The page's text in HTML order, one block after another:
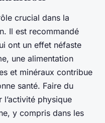
crucial dans la
Il est recommandé
ont un effet néfaste
une alimentation
et minéraux contribue
santé. Faire du
physique
y compris dans les